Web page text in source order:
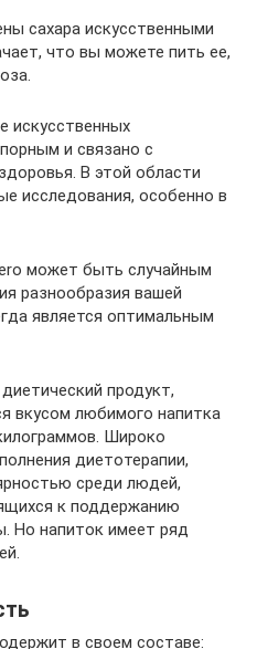
сахара искусственными
что вы можете пить ее,
искусственных
и связано с
В этой области
исследования, особенно в
может быть случайным
разнообразия вашей
является оптимальным
продукт,
вкусом любимого напитка
Широко
диетотерапии,
среди людей,
к поддержанию
Но напиток имеет ряд
в своем составе: